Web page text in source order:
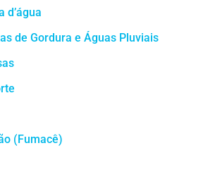
d’água
de Gordura e Águas Pluviais
(Fumacê)